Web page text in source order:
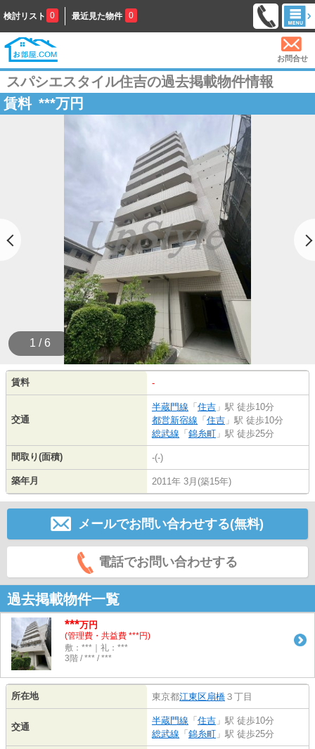
検討リスト 0 最近見た物件 0
お問合せ
スパシエスタイル住吉の過去掲載物件情報
賃料 ***万円
1 / 6
賃料 -
交通
半蔵門線 「 住吉 」駅 徒歩10分
都営新宿線 「 住吉 」駅 徒歩10分
総武線 「 錦糸町 」駅 徒歩25分
間取り(面積) -(-)
築年月 2011年 3月(築15年)
メールでお問い合わせする(無料)
電話でお問い合わせする
過去掲載物件一覧
***万円
(管理費・共益費 ***円)
敷：***｜礼：***
3階 / *** / ***
所在地 東京都江東区扇橋 ３丁目
交通
半蔵門線 「 住吉 」駅 徒歩10分
総武線 「 錦糸町 」駅 徒歩25分